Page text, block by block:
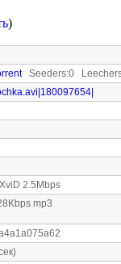
)
Seeders:0
2.5Mbps
mp3